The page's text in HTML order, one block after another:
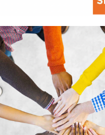
La prévention des conflits
d’intérêts
18 septembre 2023
FEUILLETER